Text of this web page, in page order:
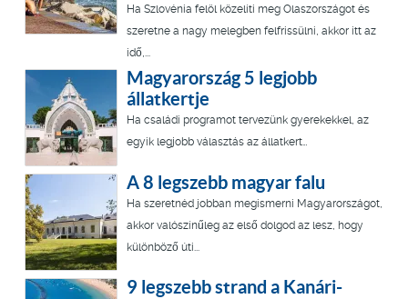
Ha Szlovénia felöl közelíti meg Olaszországot és
szeretne a nagy melegben felfrissülni, akkor itt az
idő,...
Magyarország 5 legjobb
állatkertje
Ha családi programot tervezünk gyerekekkel, az
egyik legjobb választás az állatkert…
A 8 legszebb magyar falu
Ha szeretnéd jobban megismerni Magyarországot,
akkor valószínűleg az első dolgod az lesz, hogy
különböző úti...
9 legszebb strand a Kanári-